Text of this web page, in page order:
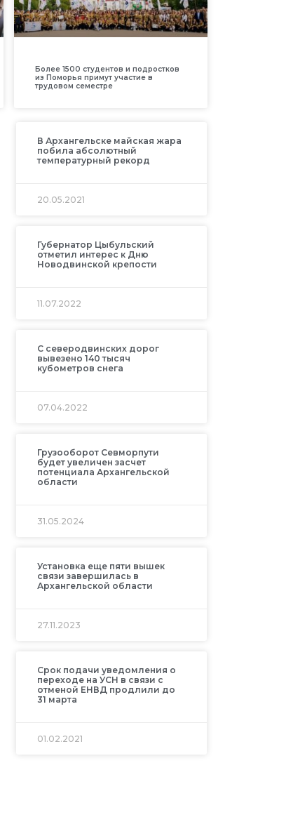
Более 1500 студентов и подростков
из Поморья примут участие в
трудовом семестре
В Архангельске майская жара
побила абсолютный
температурный рекорд
20.05.2021
Губернатор Цыбульский
отметил интерес к Дню
Новодвинской крепости
11.07.2022
С северодвинских дорог
вывезено 140 тысяч
кубометров снега
07.04.2022
Грузооборот Севморпути
будет увеличен засчет
потенциала Архангельской
области
31.05.2024
Установка еще пяти вышек
связи завершилась в
Архангельской области
27.11.2023
Срок подачи уведомления о
переходе на УСН в связи с
отменой ЕНВД продлили до
31 марта
01.02.2021